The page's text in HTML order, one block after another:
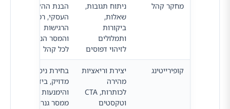
מחקר קהל
ניתוח תגובות,
שאלות,
ביקורות
ותמלולים
לזיהוי דפוסים
הבנת ההקשר
העסקי, רמת
הרגישות
והמסר הנכון
לכל קהל
קופירייטינג
יצירת וריאציות
מהירה
לכותרות, CTA
וטקסטים
בחירת ניסוח
מדויק, בידול
והימנעות
ממסר גנרי